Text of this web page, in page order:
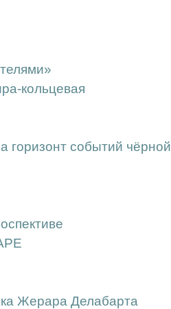
кольцевая
горизонт событий чёрной
Жерара Делабарта